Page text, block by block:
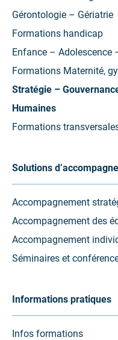
Gérontologie – Gériatrie
Formations handicap
Enfance – Adolescence
Formations Maternité,
Stratégie –
Humaines
Formations
Solutions
Accompagnement
Accompagnement des
Accompagnement
Séminaires et
Informations pratiques
Infos formations